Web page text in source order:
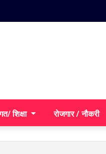
शिक्षा रोजगार / नौकरी